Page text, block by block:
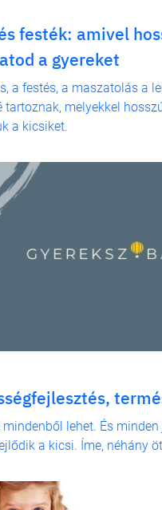
festék: amivel
a gyereket
a festés, a maszatolás a
tartoznak, melyekkel
a kicsiket.
lehet. És
a kicsi. Íme, néhány